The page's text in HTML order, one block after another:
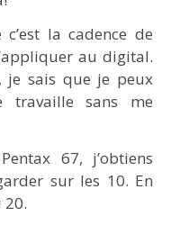
la cadence de
au digital.
je sais que je peux
travaille sans me
67, j’obtiens
sur les 10. En
20.